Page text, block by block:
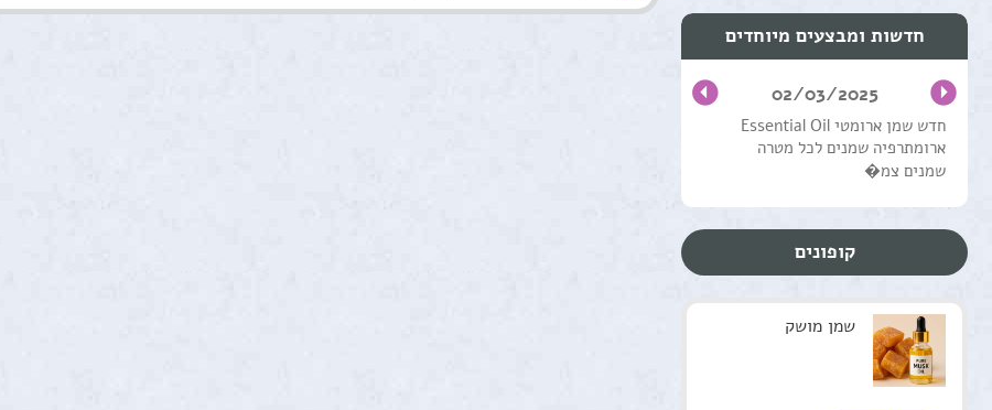
חדשות ומבצעים מיוחדים
02/03/2025
חדש שמן ארומטי Essential Oil
ארומתרפיה שמנים לכל מטרה
שמנים צמ�
קופונים
שמן מושק